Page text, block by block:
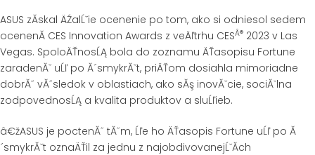
ASUS zĂ­skal ÄŹalĹˇie ocenenie po tom, ako si odniesol sedem
ocenenĂ­ CES Innovation Awards z veÄľtrhu CESÂ® 2023 v Las
Vegas. SpoloÄŤnosĹĄ bola do zoznamu ÄŤasopisu Fortune
zaradenĂˇ uĹľ po Ă´smykrĂˇt, priÄŤom dosiahla mimoriadne
dobrĂ˝ vĂ˝sledok v oblastiach, ako sĂş inovĂˇcie, sociĂˇlna
zodpovednosĹĄ a kvalita produktov a sluĹľieb.
â€žASUS je poctenĂ˝ tĂ˝m, Ĺľe ho ÄŤasopis Fortune uĹľ po Ă
´smykrĂˇt oznaÄŤil za jednu z najobdivovanejĹˇĂ­ch